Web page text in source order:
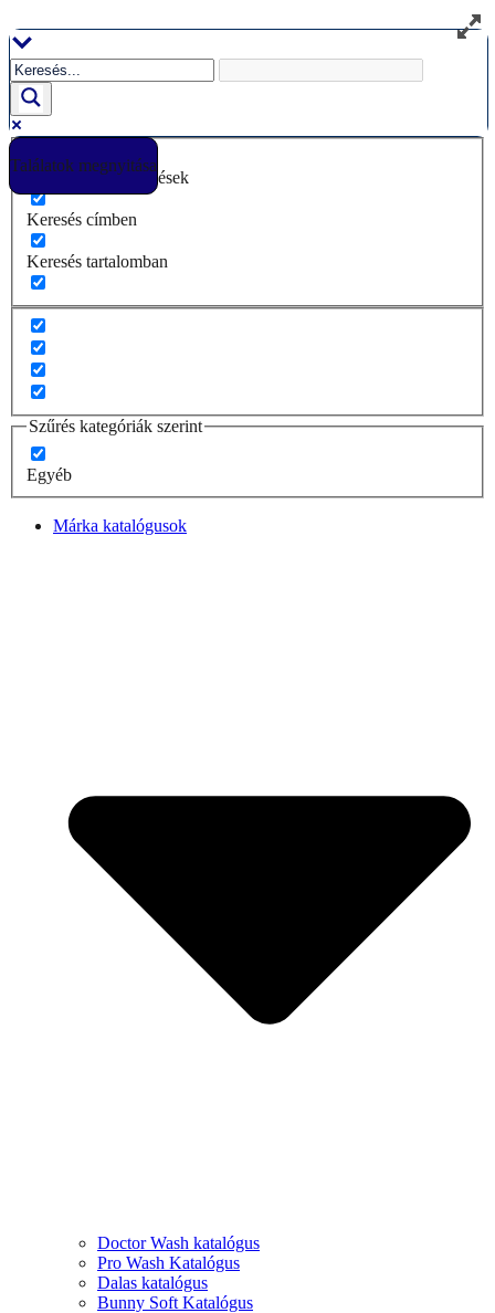
a
tartalomhoz
Találatok megnyitása
Csak pontos egyezések
Keresés címben
Keresés tartalomban
Szűrés kategóriák szerint
Egyéb
Márka katalógusok
Doctor Wash katalógus
Pro Wash Katalógus
Dalas katalógus
Bunny Soft Katalógus